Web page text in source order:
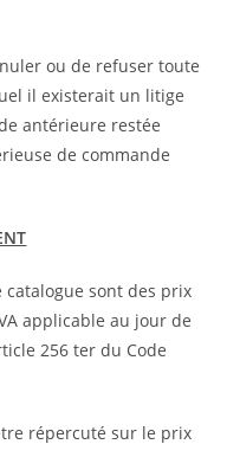
ou de refuser toute
il existerait un litige
antérieure restée
de commande
catalogue sont des prix
applicable au jour de
256 ter du Code
répercuté sur le prix